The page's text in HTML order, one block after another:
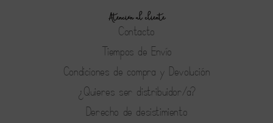
Atención al cliente
Contacto
Tiempos de Envío
Condiciones de compra y Devolución
¿Quieres ser distribuidor/a?
Derecho de desistimiento